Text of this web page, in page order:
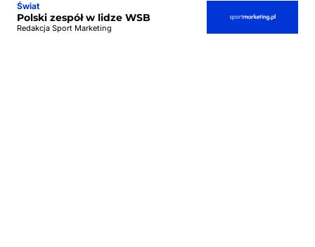
Świat
Polski zespół w lidze WSB
Redakcja Sport Marketing